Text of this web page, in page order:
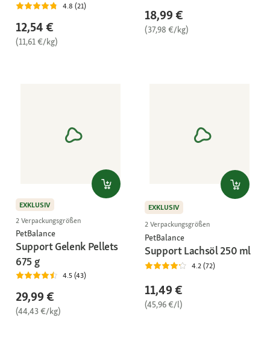
4.8 (21)
12,54 €
(11,61 €/kg)
18,99 €
(37,98 €/kg)
EXKLUSIV
2 Verpackungsgrößen
PetBalance
Support Gelenk Pellets
675 g
4.5 (43)
29,99 €
(44,43 €/kg)
EXKLUSIV
2 Verpackungsgrößen
PetBalance
Support Lachsöl 250 ml
4.2 (72)
11,49 €
(45,96 €/l)